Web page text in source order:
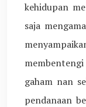
kehidupan
saja
gaham nan
pendanaan